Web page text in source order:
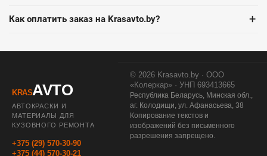
Как оплатить заказ на Krasavto.by? +
KRASAVTO
АВТОКРАСКИ И
МАТЕРИАЛЫ ДЛЯ
КУЗОВНОГО РЕМОНТА
+375 (29) 570-30-90
+375 (44) 570-30-21
© 2026 Krasavto.by · ООО
«Колеркар» · УНП 693413665
Республика Беларусь, Минская обл.,
аг. Колодищи, ул. Афанасьева, 38
Копирование текстов и
изображений без письменного
разрешения запрещено.